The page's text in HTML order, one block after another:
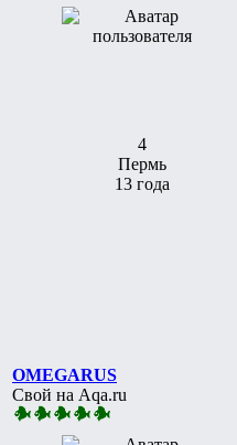
4
Пермь
13 года
OMEGARUS
Свой на Aqa.ru